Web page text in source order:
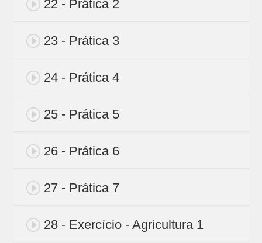
22 - Prática 2
23 - Prática 3
24 - Prática 4
25 - Prática 5
26 - Prática 6
27 - Prática 7
28 - Exercício - Agricultura 1